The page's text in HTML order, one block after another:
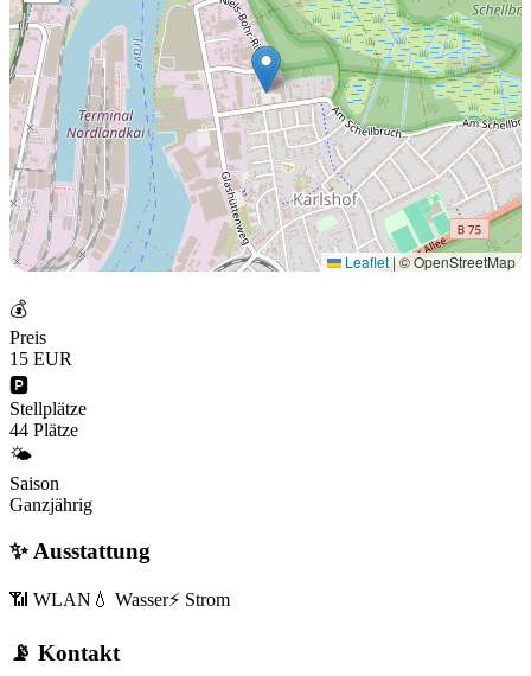
Leaflet|© OpenStreetMap
💰
Preis
15 EUR
🅿️
Stellplätze
44 Plätze
🌤️
Saison
Ganzjährig
✨ Ausstattung
📶 WLAN 💧 Wasser⚡ Strom
📡 Kontakt